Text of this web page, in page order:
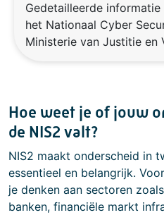
Gedetailleerde
het Nationaal Cyber
Ministerie van Justitie en
Hoe weet je of jouw
de NIS2 valt?
NIS2 maakt onderscheid in
essentieel en belangrijk.
je denken aan sectoren
banken, financiële markt